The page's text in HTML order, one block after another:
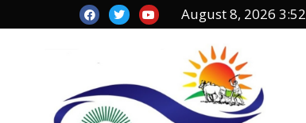
August 8, 2026